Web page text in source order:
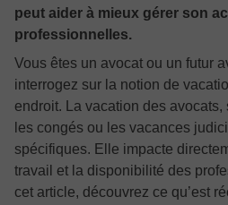
peut aider à mieux gérer son
professionnelles.
Vous êtes un avocat ou un futur
interrogez sur la notion de
endroit. La vacation des
les congés ou les vacances
spécifiques. Elle impacte
travail et la disponibilité des
cet article, découvrez ce qu’est